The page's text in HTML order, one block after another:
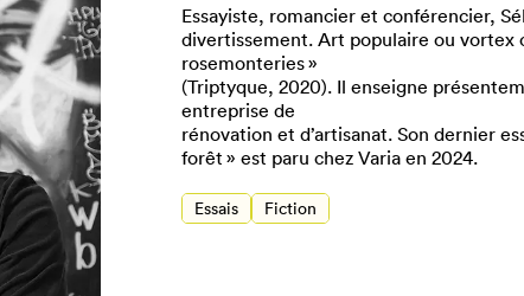
Essayiste, romancier et conférencier,
divertissement. Art populaire ou vortex
rosemonteries »
(Triptyque, 2020). Il enseigne
entreprise de
rénovation et d’artisanat. Son dernier
forêt » est paru chez Varia en 2024.
Essais Fiction